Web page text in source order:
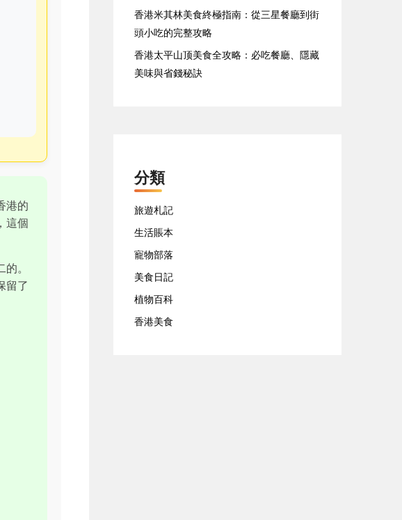
港的
這個
。
留了
香港米其林美食終極指南：從三星餐廳到街
頭小吃的完整攻略
香港太平山顶美食全攻略：必吃餐廳、隱藏
美味與省錢秘訣
分類
旅遊札記
生活賬本
寵物部落
美食日記
植物百科
香港美食